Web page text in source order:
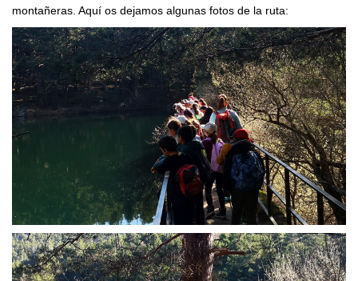
montañeras. Aquí os dejamos algunas fotos de la ruta: